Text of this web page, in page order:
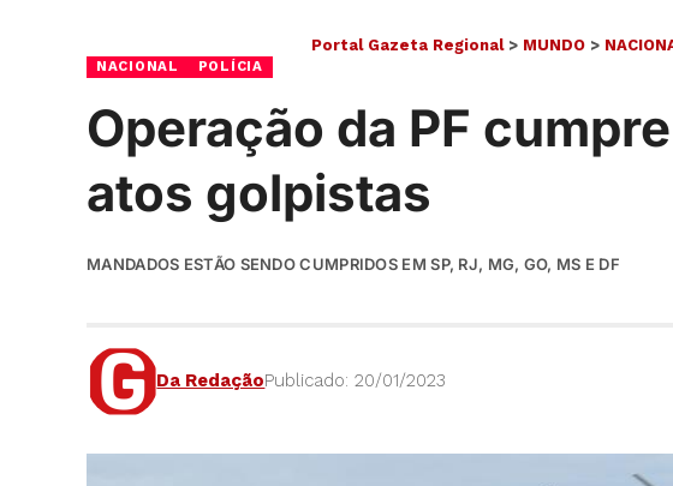
Portal Gazeta Regional> MUNDO>
NACIONAL POLÍCIA
Operação da PF
atos golpistas
MANDADOS ESTÃO SENDO CUMPRIDOS EM SP, RJ, MG, GO, MS E DF
Da RedaçãoPublicado: 20/01/2023